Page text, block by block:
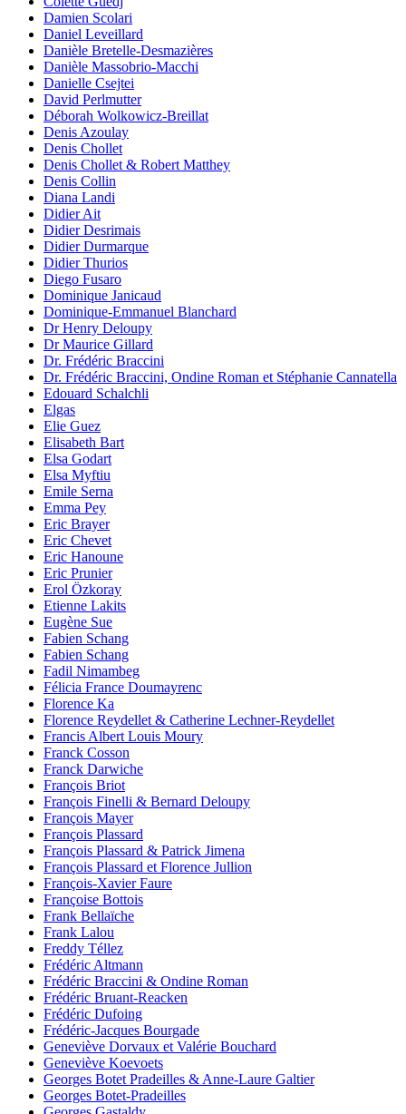
Damien Scolari
Daniel Leveillard
Danièle Bretelle-Desmazières
Danièle Massobrio-Macchi
Danielle Csejtei
David Perlmutter
Déborah Wolkowicz-Breillat
Denis Azoulay
Denis Chollet
Denis Chollet & Robert Matthey
Denis Collin
Diana Landi
Didier Ait
Didier Desrimais
Didier Durmarque
Didier Thurios
Diego Fusaro
Dominique Janicaud
Dominique-Emmanuel Blanchard
Dr Henry Deloupy
Dr Maurice Gillard
Dr. Frédéric Braccini
Dr. Frédéric Braccini, Ondine Roman et Stéphanie Cannatella
Edouard Schalchli
Elgas
Elie Guez
Elisabeth Bart
Elsa Godart
Elsa Myftiu
Emile Serna
Emma Pey
Eric Brayer
Eric Chevet
Eric Hanoune
Eric Prunier
Erol Özkoray
Etienne Lakits
Eugène Sue
Fabien Schang
Fabien Schang
Fadil Nimambeg
Félicia France Doumayrenc
Florence Ka
Florence Reydellet & Catherine Lechner-Reydellet
Francis Albert Louis Moury
Franck Cosson
Franck Darwiche
François Briot
François Finelli & Bernard Deloupy
François Mayer
François Plassard
François Plassard & Patrick Jimena
François Plassard et Florence Jullion
François-Xavier Faure
Françoise Bottois
Frank Bellaïche
Frank Lalou
Freddy Téllez
Frédéric Altmann
Frédéric Braccini & Ondine Roman
Frédéric Bruant-Reacken
Frédéric Dufoing
Frédéric-Jacques Bourgade
Geneviève Dorvaux et Valérie Bouchard
Geneviève Koevoets
Georges Botet Pradeilles & Anne-Laure Galtier
Georges Botet-Pradeilles